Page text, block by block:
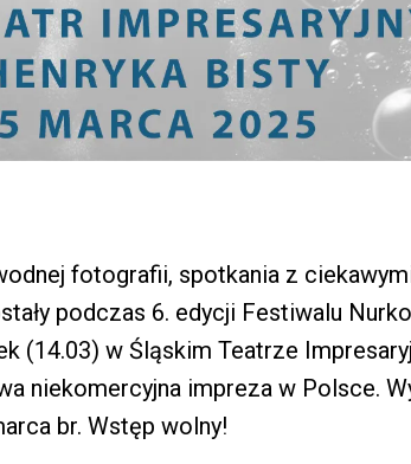
fotografii, spotkania z
podczas 6. edycji Festiwalu
(14.03) w Śląskim Teatrze
niekomercyjna impreza w Polsce.
br. Wstęp wolny!